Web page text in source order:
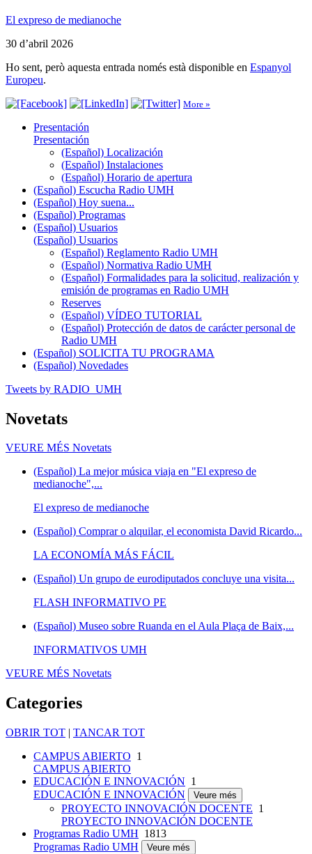
El expreso de medianoche
30 d’abril 2026
Ho sent, però aquesta entrada només està disponible en Espanyol
Europeu.
More »
Presentación
Presentación
(Español) Localización
(Español) Instalaciones
(Español) Horario de apertura
(Español) Escucha Radio UMH
(Español) Hoy suena...
(Español) Programas
(Español) Usuarios
(Español) Usuarios
(Español) Reglamento Radio UMH
(Español) Normativa Radio UMH
(Español) Formalidades para la solicitud, realización y
emisión de programas en Radio UMH
Reserves
(Español) VÍDEO TUTORIAL
(Español) Protección de datos de carácter personal de
Radio UMH
(Español) SOLICITA TU PROGRAMA
(Español) Novedades
Tweets by RADIO_UMH
Novetats
VEURE MÉS Novetats
(Español) La mejor música viaja en "El expreso de
medianoche",...
El expreso de medianoche
(Español) Comprar o alquilar, el economista David Ricardo...
LA ECONOMÍA MÁS FÁCIL
(Español) Un grupo de eurodiputados concluye una visita...
FLASH INFORMATIVO PE
(Español) Museo sobre Ruanda en el Aula Plaça de Baix,...
INFORMATIVOS UMH
VEURE MÉS Novetats
Categories
OBRIR TOT | TANCAR TOT
CAMPUS ABIERTO 1
CAMPUS ABIERTO
EDUCACIÓN E INNOVACIÓN 1
EDUCACIÓN E INNOVACIÓN
Veure més
PROYECTO INNOVACIÓN DOCENTE 1
PROYECTO INNOVACIÓN DOCENTE
Programas Radio UMH 1813
Programas Radio UMH
Veure més